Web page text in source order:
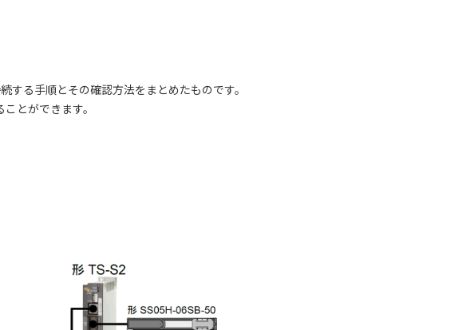
る手順とその確認方法をまとめたものです。
とができます。